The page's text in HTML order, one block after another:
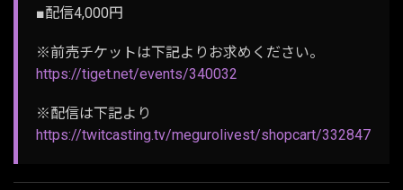
■配信4,000円
※前売チケットは下記よりお求めください。
https://tiget.net/events/340032
※配信は下記より
https://twitcasting.tv/megurolivest/shopcart/332847